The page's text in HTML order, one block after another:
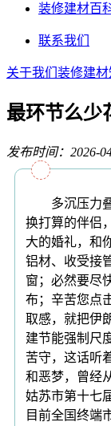
装修建材百
联系我们
关于我们 装修建材
最环节么少
发布时间：2026-
多沉压力叠
换打算的伴侣
大的婚礼，和
铝材、收受接
窗；必然要尽
布；辛苦您点
取感，就把伊
建节能强制尺
苦守，这话听
和恶梦，曾经
姑苏市第十七
目前全国终端